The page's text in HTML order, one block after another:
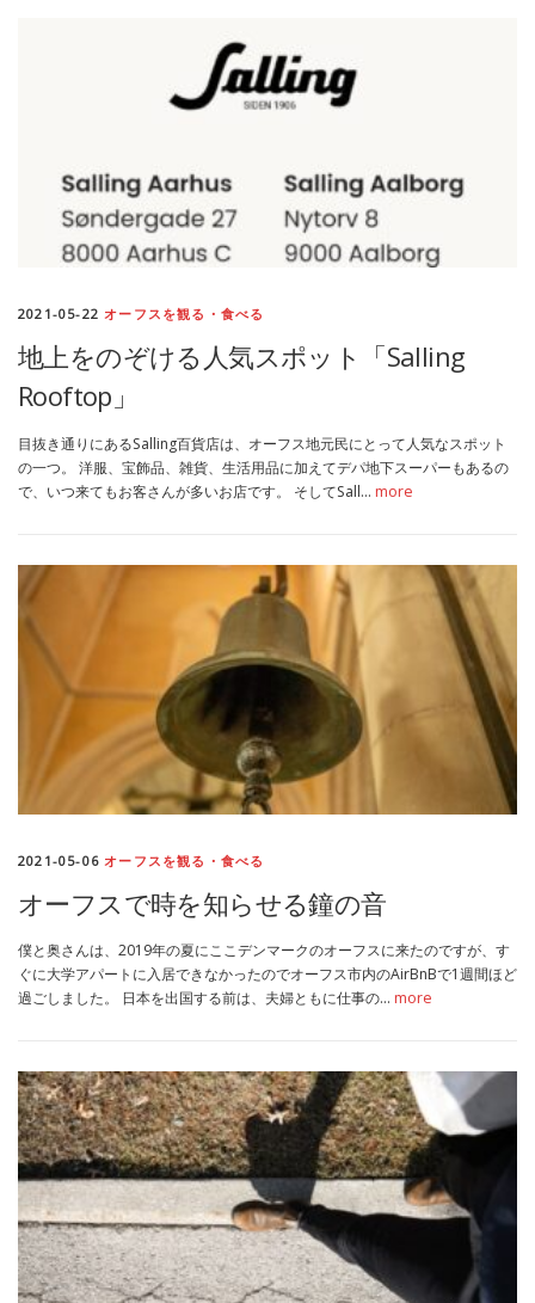
2021-05-22オーフスを観る・食べる
地上をのぞける人気スポット「Salling
Rooftop」
目抜き通りにあるSalling百貨店は、オーフス地元民にとって人気なスポット
の一つ。 洋服、宝飾品、雑貨、生活用品に加えてデパ地下スーパーもあるの
で、いつ来てもお客さんが多いお店です。 そしてSall… more
2021-05-06 オーフスを観る・食べる
オーフスで時を知らせる鐘の音
僕と奥さんは、2019年の夏にここデンマークのオーフスに来たのですが、す
ぐに大学アパートに入居できなかったのでオーフス市内のAirBnBで1週間ほど
過ごしました。 日本を出国する前は、夫婦ともに仕事の… more